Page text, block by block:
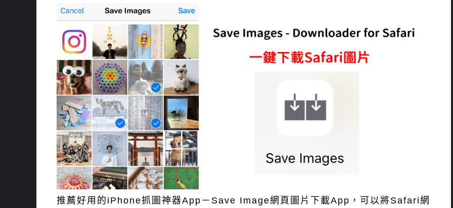
推薦好用的iPhone抓圖神器App－Save Image網頁圖片下載App，可以將Safari網